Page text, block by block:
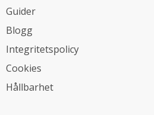
Guider
Blogg
Integritetspolicy
Cookies
Hållbarhet